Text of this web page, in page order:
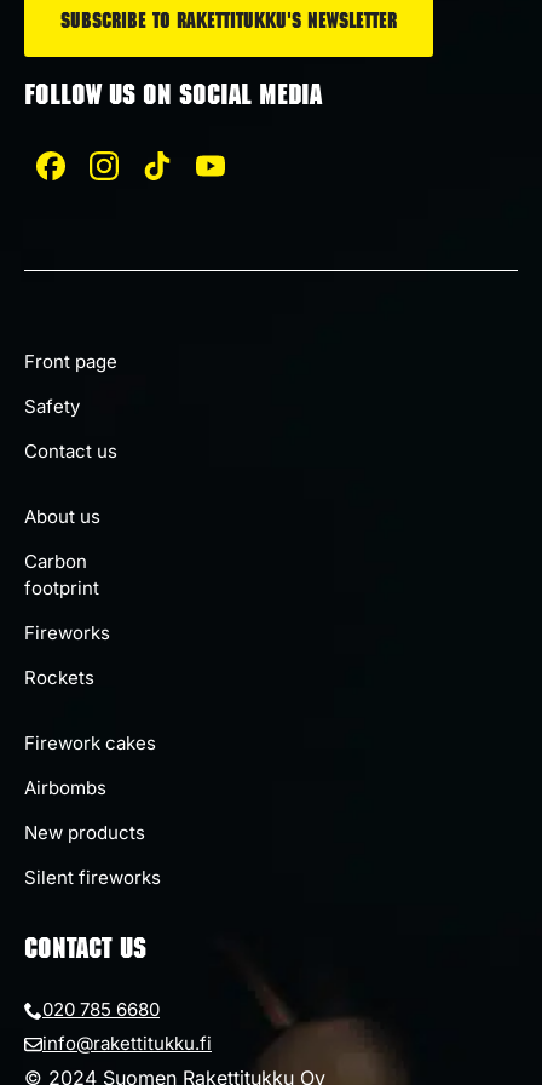
FOLLOW US ON SOCIAL MEDIA
© 2024 Suomen Rakettitukku Oy
Front page
Safety
Contact us
About us
Carbon
footprint
Fireworks
Rockets
Firework cakes
Airbombs
New products
Silent fireworks
CONTACT US
020 785 6680
info@rakettitukku.fi